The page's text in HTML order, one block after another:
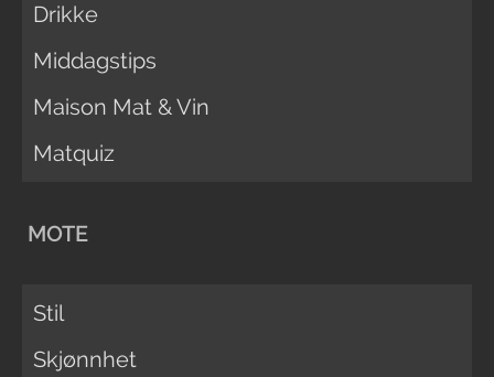
Drikke
Middagstips
Maison Mat & Vin
Matquiz
MOTE
Stil
Skjønnhet